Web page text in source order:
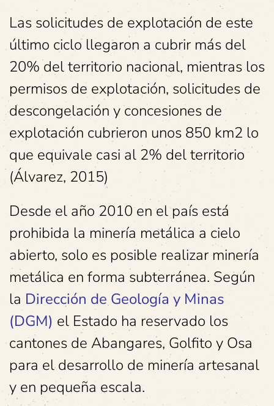
Las solicitudes de explotación de este
último ciclo llegaron a cubrir más del
20% del territorio nacional, mientras los
permisos de explotación, solicitudes de
descongelación y concesiones de
explotación cubrieron unos 850 km2 lo
que equivale casi al 2% del territorio
(Álvarez, 2015)
Desde el año 2010 en el país está
prohibida la minería metálica a cielo
abierto, solo es posible realizar minería
metálica en forma subterránea. Según
la Dirección de Geología y Minas
(DGM) el Estado ha reservado los
cantones de Abangares, Golfito y Osa
para el desarrollo de minería artesanal
y en pequeña escala.